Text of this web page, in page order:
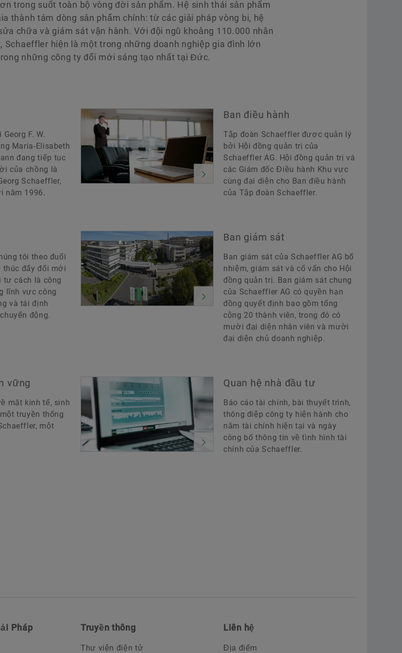
trong suốt toàn bộ vòng đời sản phẩm. Hệ sinh thái sản phẩm
thành tám dòng sản phẩm chính: từ các giải pháp vòng bi, hệ
chữa và giám sát vận hành. Với đội ngũ khoảng 110.000 nhân
hiện là một trong những doanh nghiệp gia đình lớn
những công ty đổi mới sáng tạo nhất tại Đức.
F. W.
Maria-Elisabeth
đang tiếp tục
của chồng là
Schaeffler,
năm 1996.
Ban điều hành
Tập đoàn Schaeffler được quản lý
bởi Hội đồng quản trị của
Schaeffler AG. Hội đồng quản trị và
các Giám đốc Điều hành Khu vực
cùng đại diện cho Ban điều hành
của Tập đoàn Schaeffler.
tôi theo đuổi
thúc đẩy đổi mới
tư cách là công
lĩnh vực công
và tái định
động.
Ban giám sát
Ban giám sát của Schaeffler AG bổ
nhiệm, giám sát và cố vấn cho Hội
đồng quản trị. Ban giám sát chung
của Schaeffler AG có quyền hạn
đồng quyết định bao gồm tổng
cộng 20 thành viên, trong đó có
mười đại diện nhân viên và mười
đại diện chủ doanh nghiệp.
vững
mặt kinh tế, sinh
truyền thống
một
Quan hệ nhà đầu tư
Báo cáo tài chính, bài thuyết trình,
thông điệp công ty hiện hành cho
năm tài chính hiện tại và ngày
công bố thông tin về tình hình tài
chính của Schaeffler.
Pháp Truyền thông
Thư viện điện tử
Liên hệ
Địa điểm